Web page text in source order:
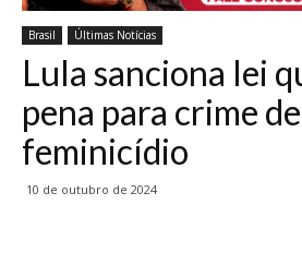
Brasil Últimas Notícias
Lula sanciona lei
pena para crime de
feminicídio
10 de outubro de 2024